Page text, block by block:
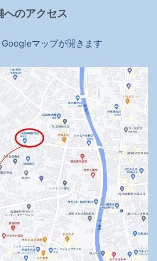
へのアクセス
マップが開きます